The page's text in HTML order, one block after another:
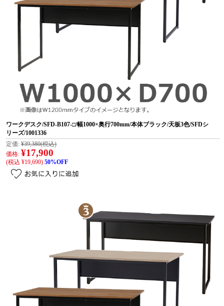
ワークデスク/SFD-B107-□/幅1000×奥行700mm/本体ブラック/天板3色/SFDシ
リーズ/1001336
定価: ¥39,380(税込)
価格: ¥17,900
(税込 ¥19,690) 50%OFF